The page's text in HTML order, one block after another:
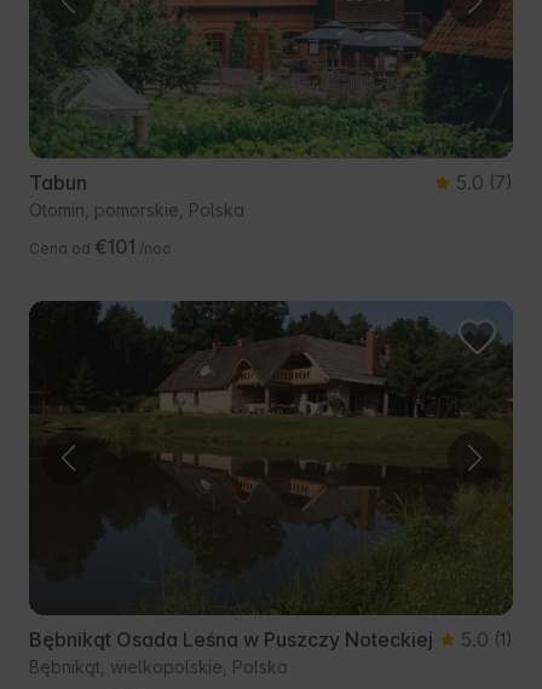
Tabun 5.0 (7)
Otomin, pomorskie, Polska
Cena od €101 /noc
Bębnikąt Osada Leśna w Puszczy Noteckiej 5.0 (1)
Bębnikąt, wielkopolskie, Polska